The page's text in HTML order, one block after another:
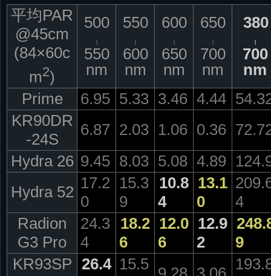
平均PAR
@45cm
(84×60c
m2)
500
550
nm
550
600
nm
600
650
nm
650
700
nm
380
700
nm
Prime
6.95 5.33 3.46 4.44
KR90DR
-24S
6.87 2.03 1.06 0.36
Hydra 26 9.45 8.03 5.08 4.89
Hydra 52 17.2
0
15.3
9
10.8
4
13.1
0
4
Radion
G3 Pro
24.3
4
18.2
6
12.0
6
12.9
2
9
KR93SP 26.4 15.5